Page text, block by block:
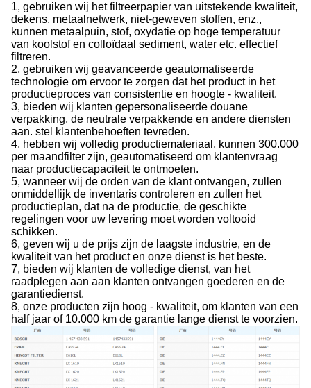
1, gebruiken wij het filtreerpapier van uitstekende kwaliteit,
dekens, metaalnetwerk, niet-geweven stoffen, enz.,
kunnen metaalpuin, stof, oxydatie op hoge temperatuur
van koolstof en colloïdaal sediment, water etc. effectief
filtreren.
2, gebruiken wij geavanceerde geautomatiseerde
technologie om ervoor te zorgen dat het product in het
productieproces van consistentie en hoogte - kwaliteit.
3, bieden wij klanten gepersonaliseerde douane
verpakking, de neutrale verpakkende en andere diensten
aan. stel klantenbehoeften tevreden.
4, hebben wij volledig productiemateriaal, kunnen 300.000
per maandfilter zijn, geautomatiseerd om klantenvraag
naar productiecapaciteit te ontmoeten.
5, wanneer wij de orden van de klant ontvangen, zullen
onmiddellijk de inventaris controleren en zullen het
productieplan, dat na de productie, de geschikte
regelingen voor uw levering moet worden voltooid
schikken.
6, geven wij u de prijs zijn de laagste industrie, en de
kwaliteit van het product en onze dienst is het beste.
7, bieden wij klanten de volledige dienst, van het
raadplegen aan aan klanten ontvangen goederen en de
garantiedienst.
8, onze producten zijn hoog - kwaliteit, om klanten van een
half jaar of 10.000 km de garantie lange dienst te voorzien.